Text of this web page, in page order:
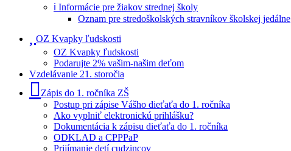
ℹ️ Informácie pre žiakov strednej školy
Oznam pre stredoškolských stravníkov školskej jedálne
OZ Kvapky ľudskosti
OZ Kvapky ľudskosti
Podarujte 2% vašim-našim deťom
Vzdelávanie 21. storočia
Zápis do 1. ročníka ZŠ
Postup pri zápise Vášho dieťaťa do 1. ročníka
Ako vyplniť elektronickú prihlášku?
Dokumentácia k zápisu dieťaťa do 1. ročníka
ODKLAD a CPPPaP
Prijímanie detí cudzincov